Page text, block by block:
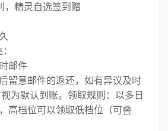
精灵自选签到赠
邮件
意邮件的返还，如有异议及时
为默认到账。领取规则：以多日
高档位可以领取低档位（可叠